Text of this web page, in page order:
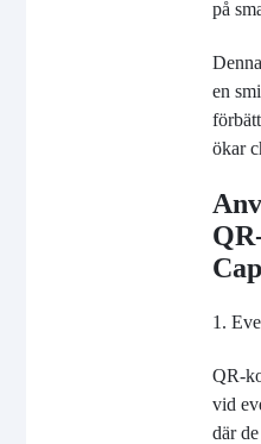
på
en
ökar
1.
QR-
vid
där